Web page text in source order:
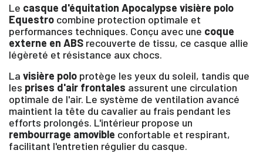
Le casque d'équitation Apocalypse visière polo
Equestro combine protection optimale et
performances techniques. Conçu avec une coque
externe en ABS recouverte de tissu, ce casque allie
légèreté et résistance aux chocs.
La visière polo protège les yeux du soleil, tandis que
les prises d'air frontales assurent une circulation
optimale de l'air. Le système de ventilation avancé
maintient la tête du cavalier au frais pendant les
efforts prolongés. L'intérieur propose un
rembourrage amovible confortable et respirant,
facilitant l'entretien régulier du casque.